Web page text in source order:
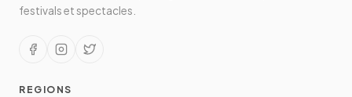
festivals et spectacles.
REGIONS